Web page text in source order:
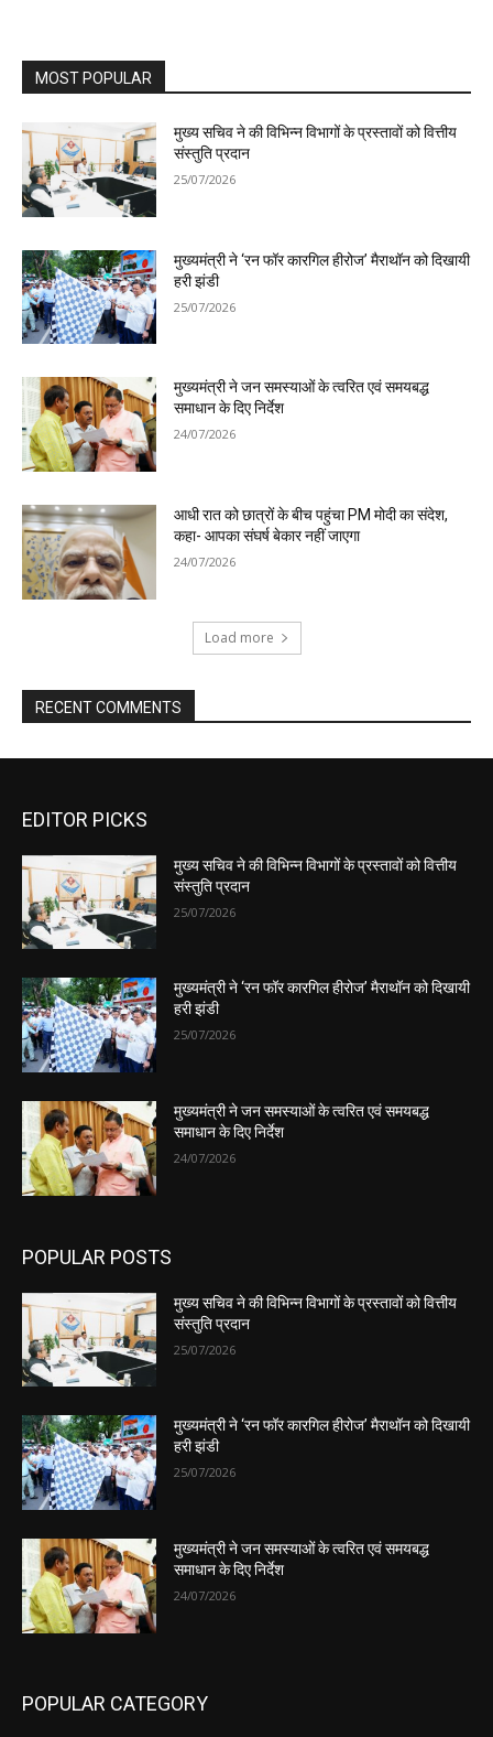
EDITOR PICKS
मुख्य सचिव ने की विभिन्न विभागों के प्रस्तावों को वित्तीय
संस्तुति प्रदान
25/07/2026
मुख्यमंत्री ने ‘रन फॉर कारगिल हीरोज’ मैराथॉन को दिखायी
हरी झंडी
25/07/2026
मुख्यमंत्री ने जन समस्याओं के त्वरित एवं समयबद्ध
समाधान के दिए निर्देश
24/07/2026
POPULAR POSTS
मुख्य सचिव ने की विभिन्न विभागों के प्रस्तावों को वित्तीय
संस्तुति प्रदान
25/07/2026
मुख्यमंत्री ने ‘रन फॉर कारगिल हीरोज’ मैराथॉन को दिखायी
हरी झंडी
25/07/2026
मुख्यमंत्री ने जन समस्याओं के त्वरित एवं समयबद्ध
समाधान के दिए निर्देश
24/07/2026
POPULAR CATEGORY